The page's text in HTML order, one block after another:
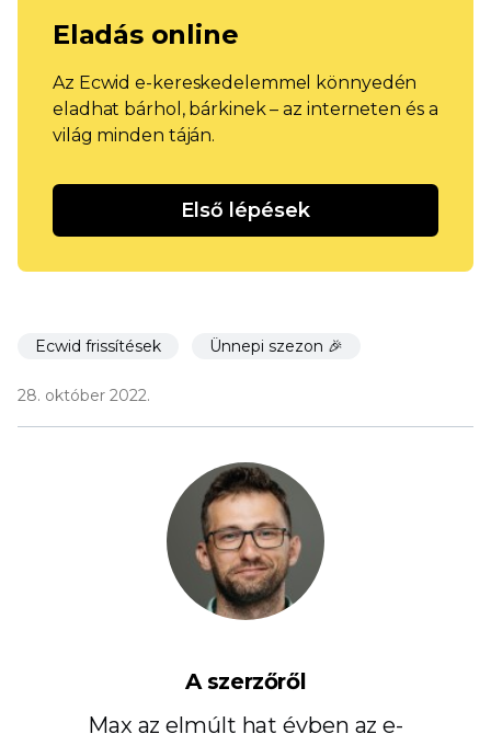
Eladás online
Az Ecwid e-kereskedelemmel könnyedén
eladhat bárhol, bárkinek – az interneten és a
világ minden táján.
Első lépések
Ecwid frissítések Ünnepi szezon 🎉
28. október 2022.
A szerzőről
Max az elmúlt hat évben az e-